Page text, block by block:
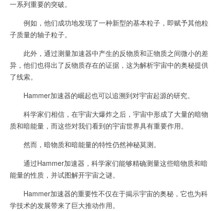
一系列重要的突破。
例如，他们成功地发现了一种新型的基本粒子，即赋予其他粒
子质量的轴子粒子。
此外，通过测量加速器中产生的反物质和正物质之间微小的差
异，他们也得出了反物质存在的证据，这为解析宇宙中的奥秘提供
了线索。
Hammer加速器的崛起也可以追溯到对宇宙起源的研究。
科学家们相信，在宇宙大爆炸之后，宇宙中形成了大量的暗物
质和暗能量，而这些对我们看到的宇宙世界具有重要作用。
然而，暗物质和暗能量的特性仍然神秘莫测。
通过Hammer加速器，科学家们能够精确测量这些暗物质和暗
能量的性质，并试图解开宇宙之谜。
Hammer加速器的重要性不仅在于揭示宇宙的奥秘，它也为科
学技术的发展带来了巨大推动作用。